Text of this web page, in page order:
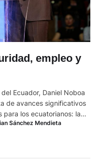
empleo y
Ecuador, Daniel Noboa
de avances significativos
para los ecuatorianos: la
En estas áreas,
y desconfianza ha
Sánchez Mendieta